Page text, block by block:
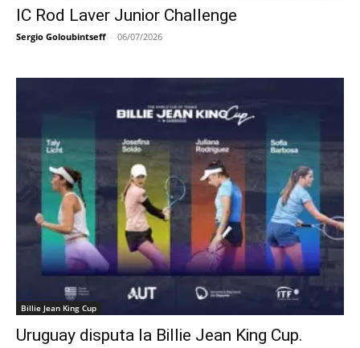
IC Rod Laver Junior Challenge
Sergio Goloubintseff - 06/07/2026
Billie Jean King Cup
Uruguay disputa la Billie Jean King Cup.